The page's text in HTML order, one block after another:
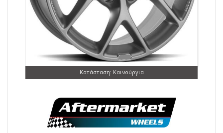
Κατάσταση: Καινούργια